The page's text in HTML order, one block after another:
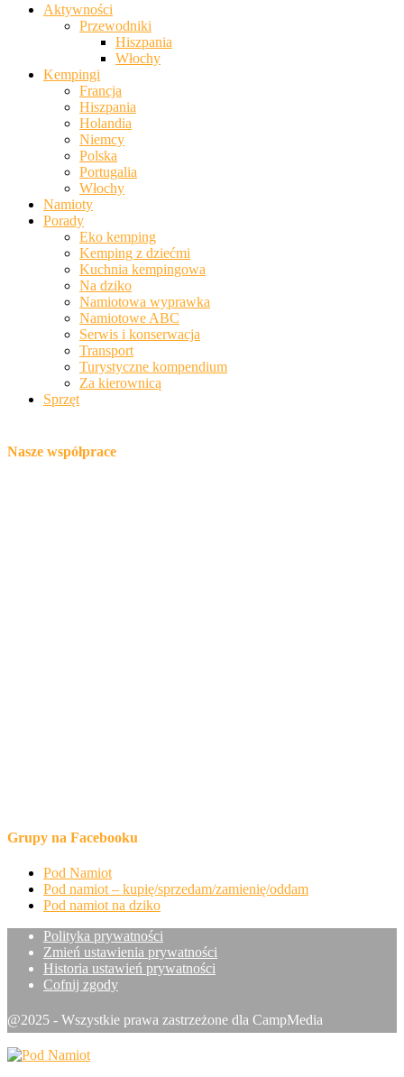
Aktywności
Przewodniki
Hiszpania
Włochy
Kempingi
Francja
Hiszpania
Holandia
Niemcy
Polska
Portugalia
Włochy
Namioty
Porady
Eko kemping
Kemping z dziećmi
Kuchnia kempingowa
Na dziko
Namiotowa wyprawka
Namiotowe ABC
Serwis i konserwacja
Transport
Turystyczne kompendium
Za kierownicą
Sprzęt
Nasze współprace
Grupy na Facebooku
Pod Namiot
Pod namiot – kupię/sprzedam/zamienię/oddam
Pod namiot na dziko
Polityka prywatności
Zmień ustawienia prywatności
Historia ustawień prywatności
Cofnij zgody
@2025 - Wszystkie prawa zastrzeżone dla CampMedia